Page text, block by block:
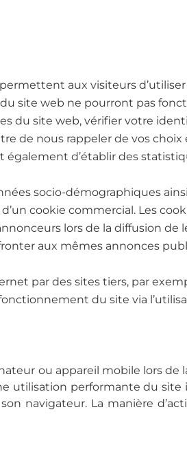
aux visiteurs
site web ne pourront pas
du site web, vérifier votre
de nous rappeler de vos
d’établir des
socio-démographiques
cookie commercial. Les
lors de la diffusion de
aux mêmes annonces
par des sites tiers, par
du site via
ou appareil mobile lors
utilisation performante du site
navigateur. La manière